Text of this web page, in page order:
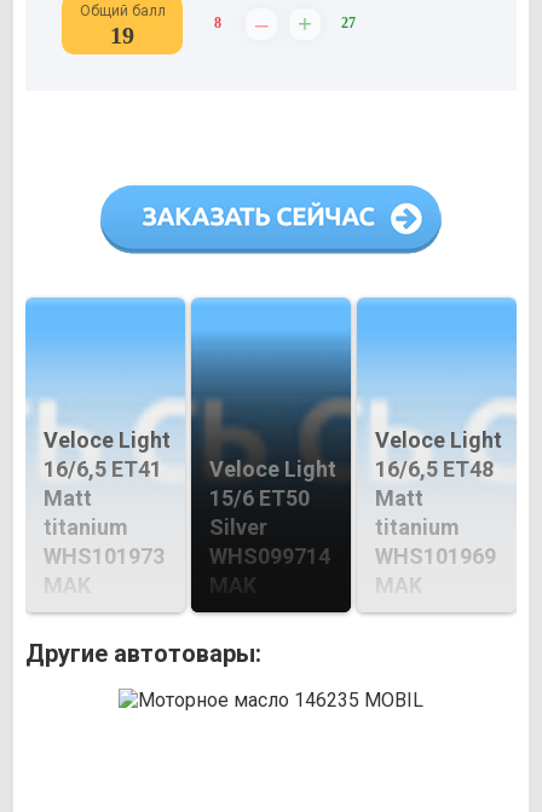
Общий балл
19 8 – + 27
Veloce Light
16/6,5 ET41
Matt
titanium
WHS101973
MAK
Veloce Light
15/6 ET50
Silver
WHS099714
MAK
Veloce Light
16/6,5 ET48
Matt
titanium
WHS101969
MAK
Другие автотовары: